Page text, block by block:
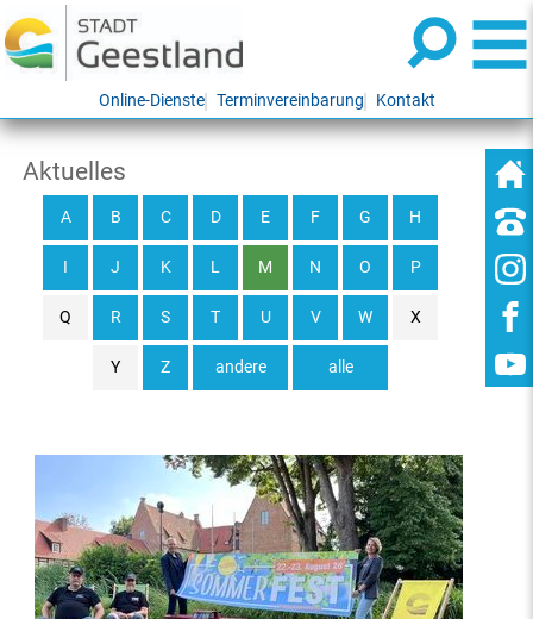
Online-Dienste Terminvereinbarung Kontakt
Aktuelles
alle
A B C D E F G H
I J K L M N O P
Q R S T U V W X
Y Z andere